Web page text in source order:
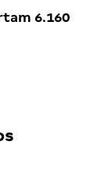
6.160